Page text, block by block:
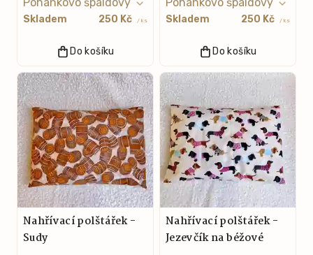
Skladem 250 Kč / ks
Do košíku
Skladem 250 Kč / ks
Do košíku
Nahřívací polštářek -
Sudy
Nahřívací polštářek -
Jezevčík na béžové